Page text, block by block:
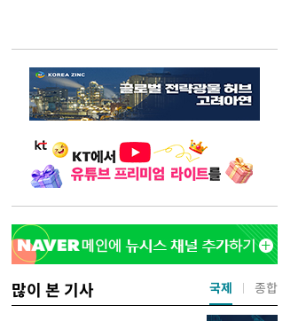
많이 본 기사 국제 종합